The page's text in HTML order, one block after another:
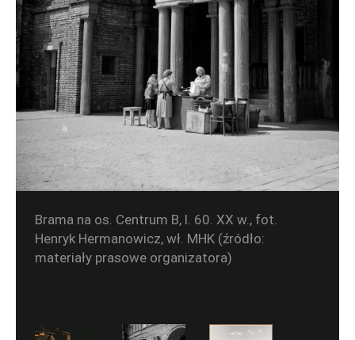
Brama na os. Centrum B, l. 60. XX w., fot.
Henryk Hermanowicz, wł. MHK (źródło:
materiały prasowe organizatora)